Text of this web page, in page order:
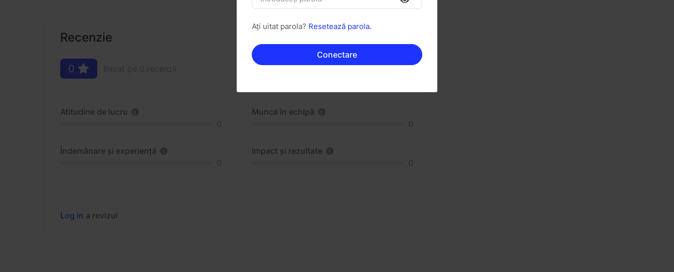
Recenzie
0
Atitudine de lucru
Munca în echipă
Îndemânare și experiență
Impact și rezultate
Log in a revizui
Ați uitat parola? Resetează parola.
Conectare